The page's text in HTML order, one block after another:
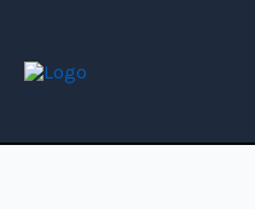
treści